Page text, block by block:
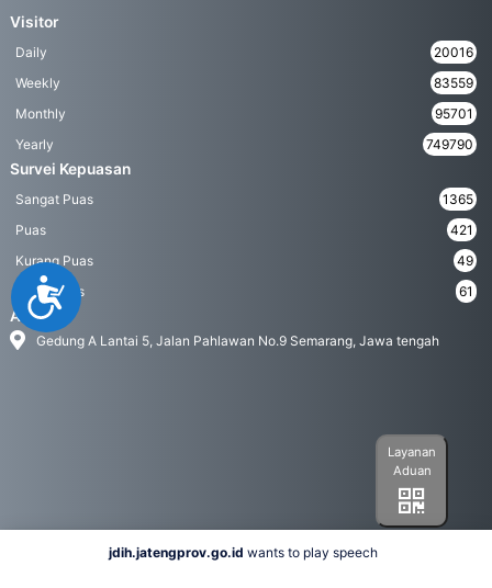
Accessibility
Visitor
Daily
20016
Weekly
83559
Monthly
95701
Yearly
749790
Survei Kepuasan
Sangat Puas
1365
Puas
421
Kurang Puas
49
Tidak Puas
61
Address
Gedung A Lantai 5, Jalan Pahlawan No.9 Semarang, Jawa tengah
Layanan
Aduan
jdih.jatengprov.go.id wants to play speech